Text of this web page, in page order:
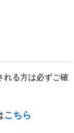
れる方は必ずご確
こちら